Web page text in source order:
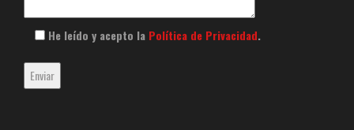
He leído y acepto la Política de Privacidad.